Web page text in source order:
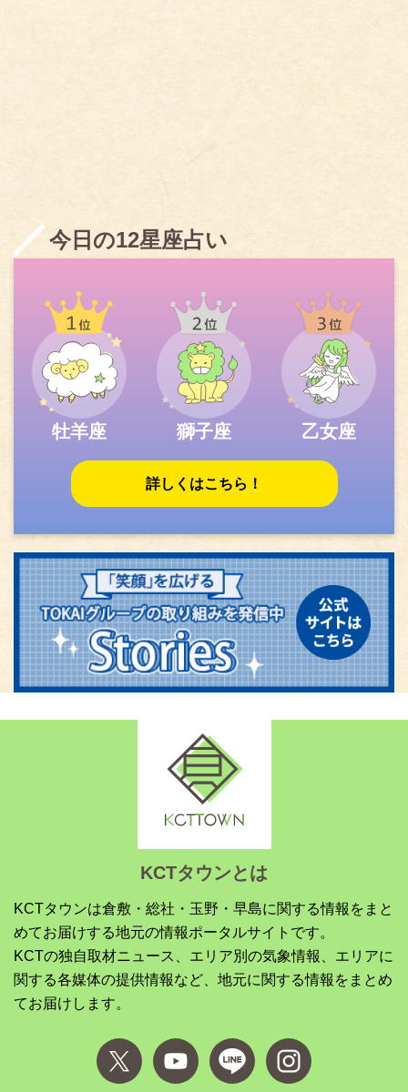
今日の12星座占い
牡羊座 獅子座 乙女座
詳しくはこちら！
KCTタウンとは
KCTタウンは倉敷・総社・玉野・早島に関する情報をまと
めてお届けする地元の情報ポータルサイトです。
KCTの独自取材ニュース、エリア別の気象情報、エリアに
関する各媒体の提供情報など、地元に関する情報をまとめ
てお届けします。